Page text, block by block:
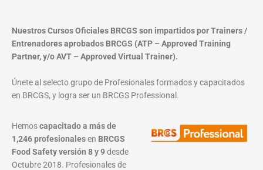
Nuestros Cursos Oficiales BRCGS son impartidos por Trainers /
Entrenadores aprobados BRCGS (ATP – Approved Training
Partner, y/o AVT – Approved Virtual Trainer).
Únete al selecto grupo de Profesionales formados y capacitados
en BRCGS, y logra ser un BRCGS Professional.
Hemoscapacitado a más de
1,246 profesionalesen BRCGS
Food Safety versión 8 y 9desde
Octubre 2018. Profesionales de